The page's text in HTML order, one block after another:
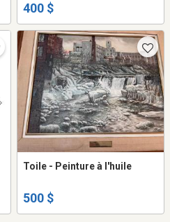
400 $
Toile - Peinture à l'huile
500 $